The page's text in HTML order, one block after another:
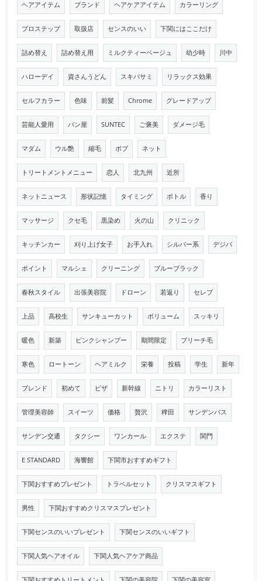
ヘアアイテム ブランド ヘアケアアイテム カラーリング
プロステップ 取扱店 センスのいい 下関にはここだけ
詰め替え 詰め替え用 ミルクティーベージュ 幼少時 川中
ハローデイ 資さんうどん スキバサミ リラックス効果
セルフカラー 色味 前髪 Chrome グレードアップ
芸能人愛用 パン屋 SUNTEC ご褒美 ダメージ毛
マダム ウル艶 縮毛 ボブ ネット
トリートメントメニュー 恋人 北九州 近所
ネットニュース 形状記憶 タイミング ボトル 香り
マッサージ クセ毛 黒染め 火の山 クリニック
キッチンカー 刈り上げ女子 お手入れ シルバー系 デジパ
ポイント マルシェ クリーニング ブルーブラック
春秋スタイル 出張美容院 ドローン 若返り セレブ
上品 高校生 サンキューカット ボリューム スッキリ
暖色 新築 ピンクシャンプー 期間限定 ブリーチ毛
寒色 ロートーン ヘアミルク 栄養 投稿 学生 新年
ブレンド 初めて ピザ 新幹線 ニトリ カラーリスト
管理美容師 スイーツ 価格 贅沢 稗田 サンデンバス
サンデン交通 タクシー ワンカール エクステ 関門
E STANDARD 海響館 下関市おすすめギフト
下関おすすめプレゼント トラベルセット クリスマスギフト
男性 下関おすすめクリスマスプレゼント
下関センスのいいプレゼント 下関センスのいいギフト
下関人気ヘアオイル 下関人気ヘアケア商品